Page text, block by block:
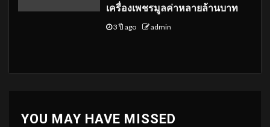
เครื่องเพชรมูลค่าหลายล้านบาท
3 ปี ago admin
YOU MAY HAVE MISSED